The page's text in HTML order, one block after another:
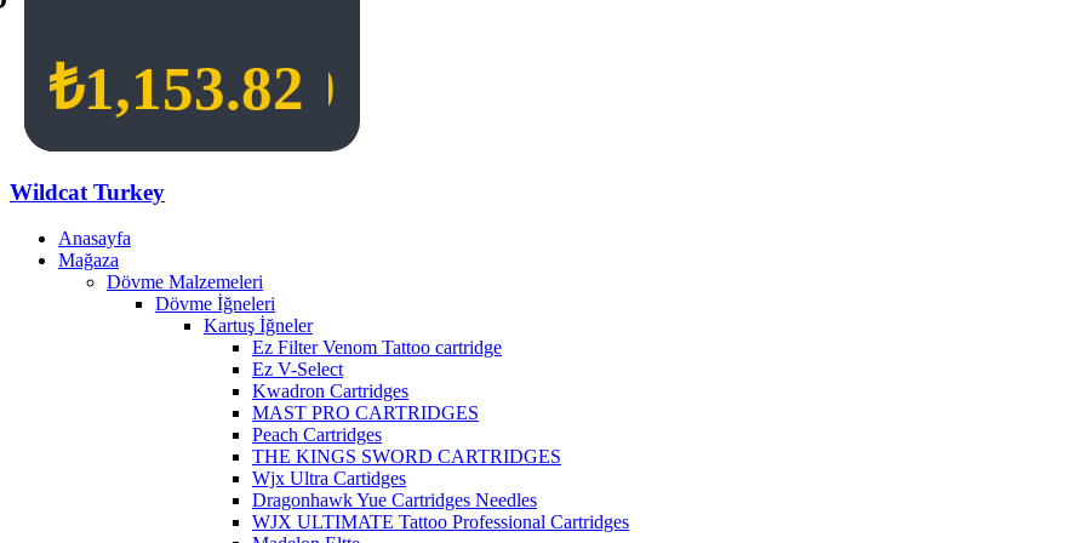
Wildcat Turkey
Anasayfa
Mağaza
Dövme Malzemeleri
Dövme İğneleri
Kartuş İğneler
Ez Filter Venom Tattoo cartridge
Ez V-Select
Kwadron Cartridges
MAST PRO CARTRIDGES
Peach Cartridges
THE KINGS SWORD CARTRIDGES
Wjx Ultra Cartidges
Dragonhawk Yue Cartridges Needles
WJX ULTIMATE Tattoo Professional Cartridges
₺10,988.80
₺1,153.82
₺1,153.82
₺1,153.82